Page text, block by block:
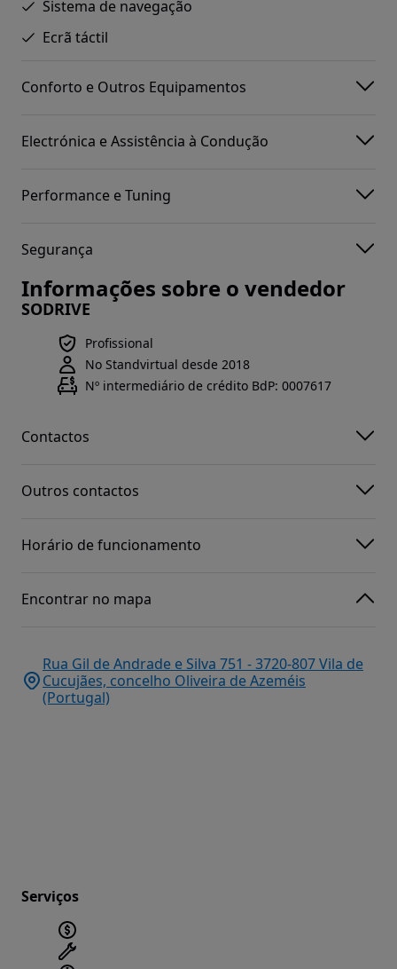
Sistema de navegação
Ecrã táctil
Conforto e Outros Equipamentos
Electrónica e Assistência à Condução
Performance e Tuning
Segurança
Informações sobre o vendedor
SODRIVE
Profissional
No Standvirtual desde 2018
Nº intermediário de crédito BdP: 0007617
Contactos
Outros contactos
Horário de funcionamento
Encontrar no mapa
Rua Gil de Andrade e Silva 751 - 3720-807 Vila de
Cucujães, concelho Oliveira de Azeméis
(Portugal)
Serviços